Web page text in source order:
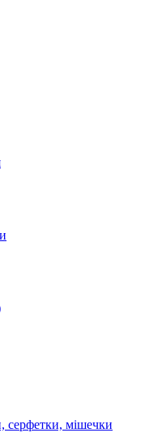
серфетки, мішечки